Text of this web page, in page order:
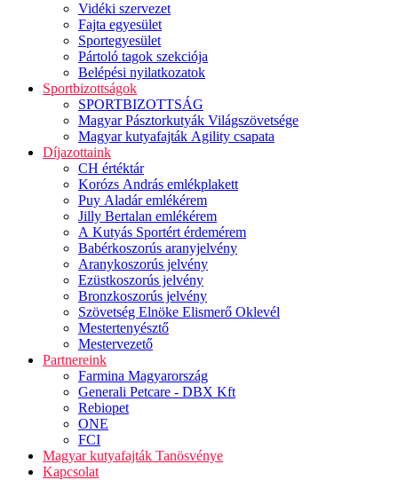
Vidéki szervezet
Fajta egyesület
Sportegyesület
Pártoló tagok szekciója
Belépési nyilatkozatok
Sportbizottságok
SPORTBIZOTTSÁG
Magyar Pásztorkutyák Világszövetsége
Magyar kutyafajták Agility csapata
Díjazottaink
CH értéktár
Korózs András emlékplakett
Puy Aladár emlékérem
Jilly Bertalan emlékérem
A Kutyás Sportért érdemérem
Babérkoszorús aranyjelvény
Aranykoszorús jelvény
Ezüstkoszorús jelvény
Bronzkoszorús jelvény
Szövetség Elnöke Elismerő Oklevél
Mestertenyésztő
Mestervezető
Partnereink
Farmina Magyarország
Generali Petcare - DBX Kft
Rebiopet
ONE
FCI
Magyar kutyafajták Tanösvénye
Kapcsolat